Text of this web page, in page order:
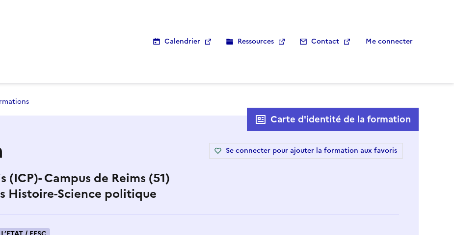
Calendrier Ressources Contact Me connecter
Campus de Reims (51)
Histoire-Science politique
Carte d'identité de la formation
Se connecter pour ajouter la formation aux favoris